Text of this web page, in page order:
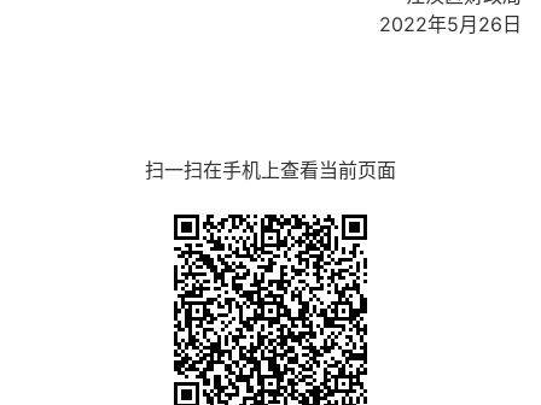
2022年5月26日
扫一扫在手机上查看当前页面